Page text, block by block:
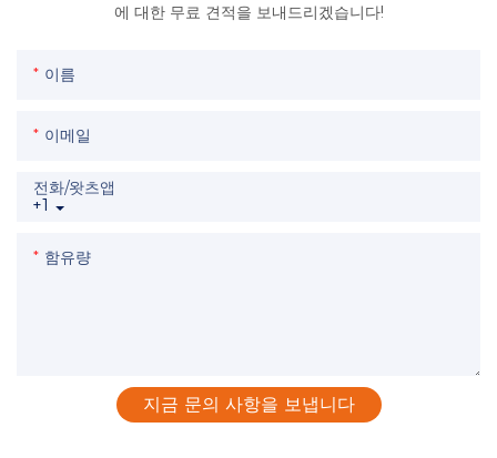
에 대한 무료 견적을 보내드리겠습니다!
이름
이메일
+1
전화/왓츠앱
함유량
지금 문의 사항을 보냅니다